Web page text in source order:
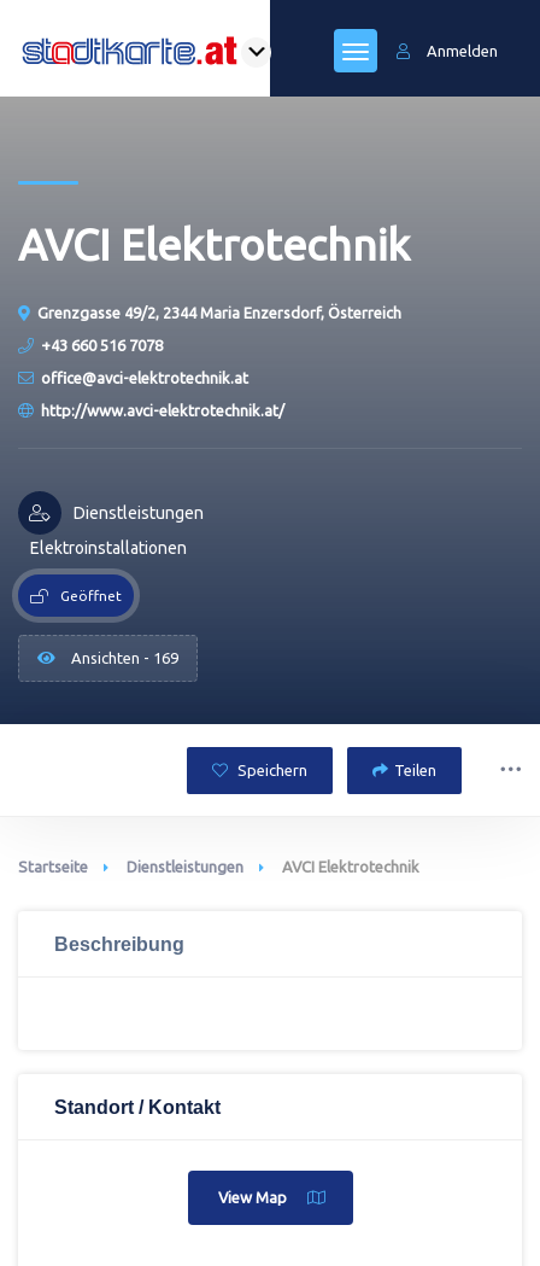
Anmelden
AVCI Elektrotechnik
Grenzgasse 49/2, 2344 Maria Enzersdorf, Österreich
+43 660 516 7078
office@avci-elektrotechnik.at
http://www.avci-elektrotechnik.at/
Dienstleistungen
Elektroinstallationen
Geöffnet
Ansichten - 169
Speichern Teilen
Startseite Dienstleistungen AVCI Elektrotechnik
Beschreibung
Standort / Kontakt
View Map